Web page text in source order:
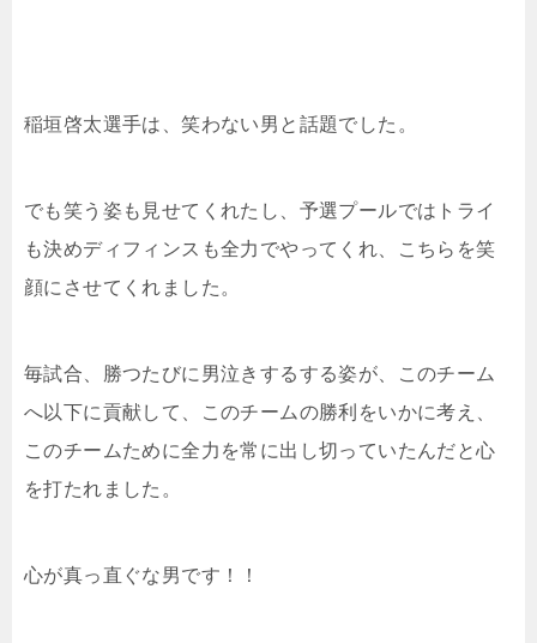
稲垣啓太選手は、笑わない男と話題でした。
でも笑う姿も見せてくれたし、予選プールではトライ
も決めディフィンスも全力でやってくれ、こちらを笑
顔にさせてくれました。
毎試合、勝つたびに男泣きするする姿が、このチーム
へ以下に貢献して、このチームの勝利をいかに考え、
このチームために全力を常に出し切っていたんだと心
を打たれました。
心が真っ直ぐな男です！！